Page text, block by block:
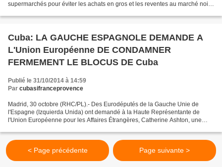
supermarchés pour éviter les achats en gros et les reventes au marché noir...
Cuba: LA GAUCHE ESPAGNOLE DEMANDE A
L'Union Européenne DE CONDAMNER
FERMEMENT LE BLOCUS DE Cuba
Publié le 31/10/2014 à 14:59
Par cubasifranceprovence
Madrid, 30 octobre (RHC/PL).- Des Eurodéputés de la Gauche Unie de
l'Espagne (Izquierda Unida) ont demandé à la Haute Représentante de
l'Union Européenne pour les Affaires Étrangères, Catherine Ashton, une
< Page précédente Page suivante >